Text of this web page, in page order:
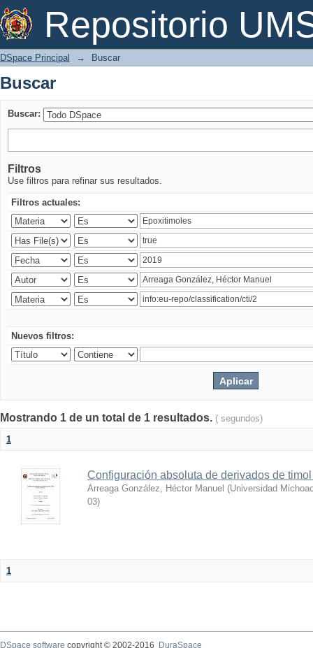
Repositorio
Buscar
DSpace Principal → Buscar
Buscar
Buscar:
Filtros
Use filtros para refinar sus resultados.
Filtros actuales:
Nuevos filtros:
Mostrando 1 de un total de 1 resultados. ( segundos)
1
Configuración absoluta de derivados de
Arreaga González, Héctor Manuel (Universidad
03)
1
DSpace software copyright © 2002-2016
DuraSpace